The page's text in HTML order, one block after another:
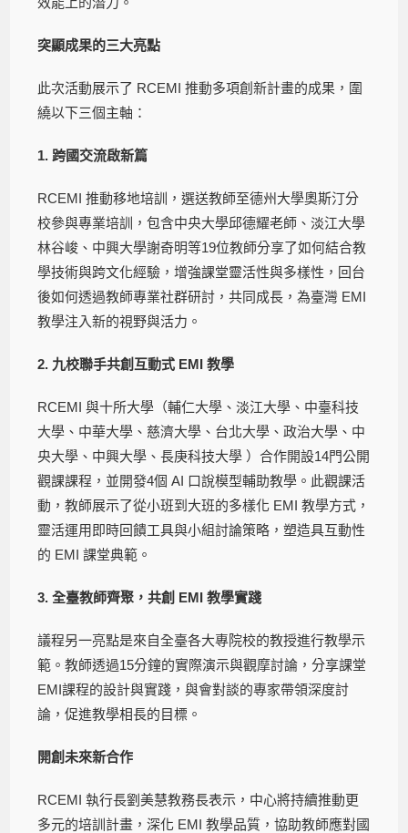
突顯成果的三大亮點
此次活動展示了 RCEMI 推動多項創新計畫的成果，圍
繞以下三個主軸：
1. 跨國交流啟新篇
RCEMI 推動移地培訓，選送教師至德州大學奧斯汀分
校參與專業培訓，包含中央大學邱德耀老師、淡江大學
林谷峻、中興大學謝奇明等19位教師分享了如何結合教
學技術與跨文化經驗，增強課堂靈活性與多樣性，回台
後如何透過教師專業社群研討，共同成長，為臺灣 EMI
教學注入新的視野與活力。
2. 九校聯手共創互動式 EMI 教學
RCEMI 與十所大學（輔仁大學、淡江大學、中臺科技
大學、中華大學、慈濟大學、台北大學、政治大學、中
央大學、中興大學、長庚科技大學 ）合作開設14門公開
觀課課程，並開發4個 AI 口說模型輔助教學。此觀課活
動，教師展示了從小班到大班的多樣化 EMI 教學方式，
靈活運用即時回饋工具與小組討論策略，塑造具互動性
的 EMI 課堂典範。
3. 全臺教師齊聚，共創 EMI 教學實踐
議程另一亮點是來自全臺各大專院校的教授進行教學示
範。教師透過15分鐘的實際演示與觀摩討論，分享課堂
EMI課程的設計與實踐，與會對談的專家帶領深度討
論，促進教學相長的目標。
開創未來新合作
RCEMI 執行長劉美慧教務長表示，中心將持續推動更
多元的培訓計畫，深化 EMI 教學品質，協助教師應對國